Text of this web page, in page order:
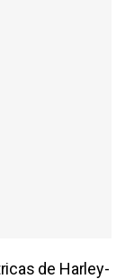
de Harley-